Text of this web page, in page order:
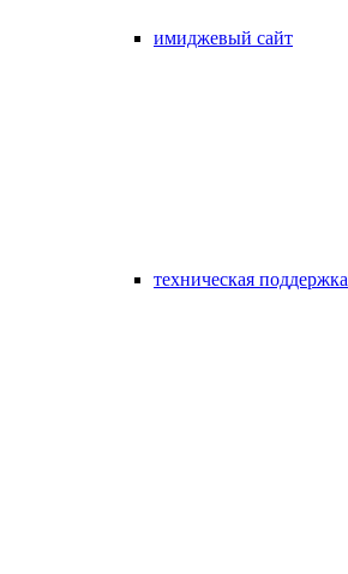
имиджевый сайт
техническая поддержка